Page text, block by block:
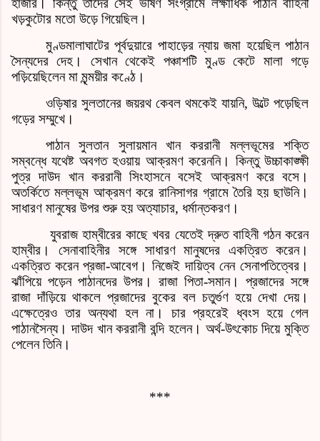
খড়কুটোর মতো উড়ে গিয়েছিল।
মুণ্ডমালাঘাটের পূর্বদুয়ারে পাহাড়ের ন্যায় জমা হয়েছিল পাঠান
সৈন্যদের দেহ। সেখান থেকেই পঞ্চাশটি মুণ্ড কেটে মালা গড়ে
পড়িয়েছিলেন মা মৃন্ময়ীর কণ্ঠে।
ওড়িষার সুলতানের জয়রথ কেবল থমকেই যায়নি, উল্টে পড়েছিল
গড়ের সম্মুখে।
পাঠান সুলতান সুলায়মান খান কররানী মল্লভূমের শক্তি
সম্বন্ধে যথেষ্ট অবগত হওয়ায় আক্রমণ করেননি। কিন্তু উচ্চাকাঙ্ক্ষী
পুত্র দাউদ খান কররানী সিংহাসনে বসেই আক্রমণ করে বসে।
অতর্কিতে মল্লভূম আক্রমণ করে রানিসাগর গ্রামে তৈরি হয় ছাউনি।
সাধারণ মানুষের উপর শুরু হয় অত্যাচার, ধর্মান্তকরণ।
যুবরাজ হাম্বীরের কাছে খবর যেতেই দ্রুত বাহিনী গঠন করেন
হাম্বীর। সেনাবাহিনীর সঙ্গে সাধারণ মানুষদের একত্রিত করেন।
একত্রিত করেন প্রজা-আবেগ। নিজেই দায়িত্ব নেন সেনাপতিত্বের।
ঝাঁপিয়ে পড়েন পাঠানদের উপর। রাজা পিতা-সমান। প্রজাদের সঙ্গে
রাজা দাঁড়িয়ে থাকলে প্রজাদের বুকের বল চতুর্গুণ হয়ে দেখা দেয়।
এক্ষেত্রেও তার অন্যথা হল না। চার প্রহরেই ধ্বংস হয়ে গেল
পাঠানসৈন্য। দাউদ খান কররানী বন্দি হলেন। অর্থ-উৎকোচ দিয়ে মুক্তি
পেলেন তিনি।
***